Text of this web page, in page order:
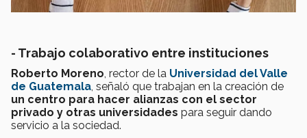
- Trabajo colaborativo entre instituciones
Roberto Moreno, rector de la Universidad del Valle
de Guatemala, señaló que trabajan en la creación de
un centro para hacer alianzas con el sector
privado y otras universidades para seguir dando
servicio a la sociedad.